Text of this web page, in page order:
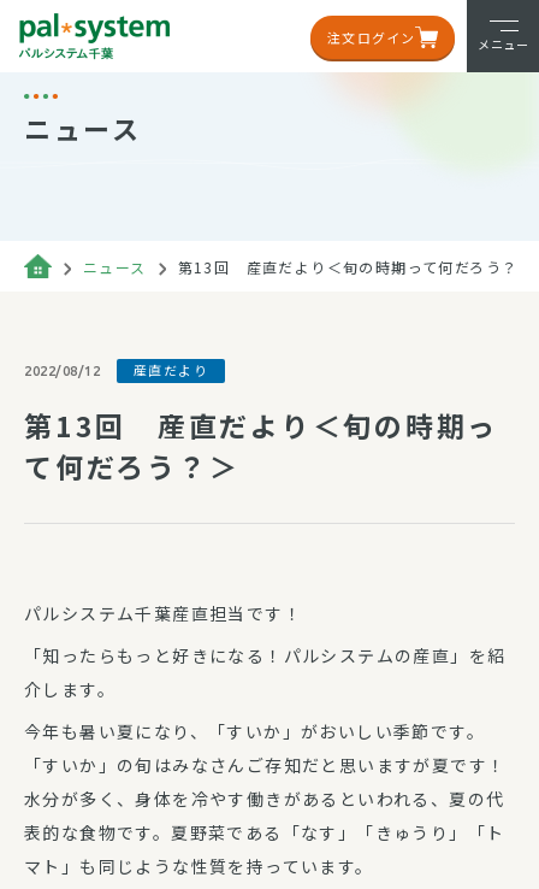
注文ログイン メニュー
ニュース
ニュース 第13回 産直だより＜旬の時期って何だろう？＞
2022/08/12 産直だより
第13回 産直だより＜旬の時期っ
て何だろう？＞
パルシステム千葉産直担当です！
「知ったらもっと好きになる！パルシステムの産直」を紹
介します。
今年も暑い夏になり、「すいか」がおいしい季節です。
「すいか」の旬はみなさんご存知だと思いますが夏です！
水分が多く、身体を冷やす働きがあるといわれる、夏の代
表的な食物です。夏野菜である「なす」「きゅうり」「ト
マト」も同じような性質を持っています。